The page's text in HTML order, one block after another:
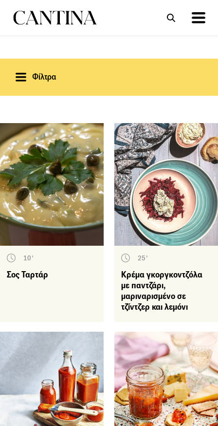
Φίλτρα
10'
Σος Ταρτάρ
25'
Κρέμα γκοργκοντζόλα
με παντζάρι,
μαριναρισμένο σε
τζίντζερ και λεμόνι